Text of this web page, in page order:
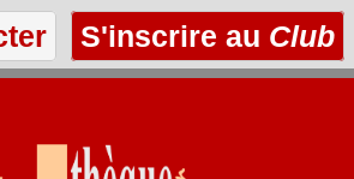
S'inscrire au Club